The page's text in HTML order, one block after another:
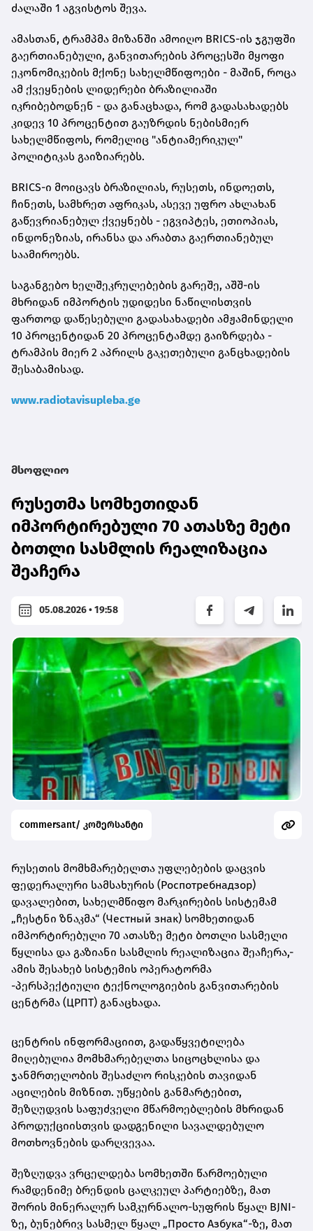
ძალაში 1 აგვისტოს შევა.
ამასთან, ტრამპმა მიზანში ამოიღო BRICS-ის ჯგუფში
გაერთიანებული, განვითარების პროცესში მყოფი
ეკონომიკების მქონე სახელმწიფოები - მაშინ, როცა
ამ ქვეყნების ლიდერები ბრაზილიაში
იკრიბებოდნენ - და განაცხადა, რომ გადასახადებს
კიდევ 10 პროცენტით გაუზრდის ნებისმიერ
სახელმწიფოს, რომელიც "ანტიამერიკულ"
პოლიტიკას გაიზიარებს.
BRICS-ი მოიცავს ბრაზილიას, რუსეთს, ინდოეთს,
ჩინეთს, სამხრეთ აფრიკას, ასევე უფრო ახლახან
გაწევრიანებულ ქვეყნებს - ეგვიპტეს, ეთიოპიას,
ინდონეზიას, ირანსა და არაბთა გაერთიანებულ
საამიროებს.
საგანგებო ხელშეკრულებების გარეშე, აშშ-ის
მხრიდან იმპორტის უდიდესი ნაწილისთვის
ფართოდ დაწესებული გადასახადები ამჟამინდელი
10 პროცენტიდან 20 პროცენტამდე გაიზრდება -
ტრამპის მიერ 2 აპრილს გაკეთებული განცხადების
შესაბამისად.
www.radiotavisupleba.ge
მსოფლიო
რუსეთმა სომხეთიდან
იმპორტირებული 70 ათასზე მეტი
ბოთლი სასმლის რეალიზაცია
შეაჩერა
05.08.2026 • 19:58
commersant/ კომერსანტი
რუსეთის მომხმარებელთა უფლებების დაცვის
ფედერალური სამსახურის (Роспотребнадзор)
დავალებით, სახელმწიფო მარკირების სისტემამ
„ჩესტნი ზნაკმა“ (Честный знак) სომხეთიდან
იმპორტირებული 70 ათასზე მეტი ბოთლი სასმელი
წყლისა და გაზიანი სასმლის რეალიზაცია შეაჩერა,-
ამის შესახებ სისტემის ოპერატორმა
-პერსპექტიული ტექნოლოგიების განვითარების
ცენტრმა (ЦРПТ) განაცხადა.
ცენტრის ინფორმაციით, გადაწყვეტილება
მიღებულია მომხმარებელთა სიცოცხლისა და
ჯანმრთელობის შესაძლო რისკების თავიდან
აცილების მიზნით. უწყების განმარტებით,
შეზღუდვის საფუძველი მწარმოებლების მხრიდან
პროდუქციისთვის დადგენილი სავალდებულო
მოთხოვნების დარღვევაა.
შეზღუდვა ვრცელდება სომხეთში წარმოებული
რამდენიმე ბრენდის ცალკეულ პარტიებზე, მათ
შორის მინერალურ სამკურნალო-სუფრის წყალ BJNI-
ზე, ბუნებრივ სასმელ წყალ „Просто Азбука“-ზე, მათ